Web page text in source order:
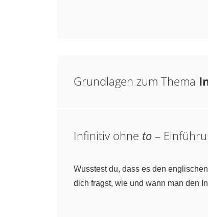
Grundlagen zum Thema
Infinitiv ohne to –
Wusstest du, dass es den
dich fragst, wie und wann man den